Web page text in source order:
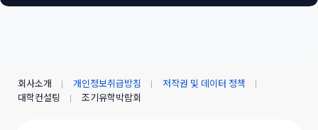
회사소개 개인정보취급방침
저작권 및 데이터 정책
대학컨설팅
조기유학박람회